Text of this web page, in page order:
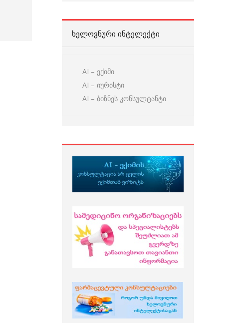
ᲮᲔᲚᲝᲕᲜᲣᲠᲘ ᲘᲜᲢᲔᲚᲔᲥᲢᲘ
AI – ექიმი
AI – იურისტი
AI – ბიზნეს კონსულტანტი